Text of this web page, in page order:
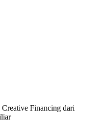
Financing dari